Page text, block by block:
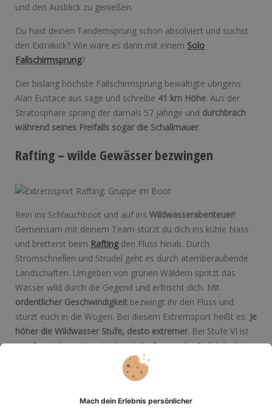
und den Ausblick zu genießen.
Du hast deinen Tandemsprung schon absolviert und suchst
den Extrakick? Wie wäre es dann mit einem Solo
Fallschirmsprung?
Der bislang höchste Fallschirmsprung bewältigte übrigens
Alan Eustace aus sage und schreibe 41 km Höhe. Aus der
Stratosphäre sprang der damals 57 jährige und durchbrach
während seines Freifalls sogar die Schallmauer.
Rafting – wilde Gewässer bezwingen
Rein ins Schlauchboot und auf ins Wildwasserabenteuer!
Gemeinsam mit deinem Team stürzt du dich ins kühle Nass
und bretterst beim Raftingden Fluss hinab. Durch
Stromschnellen und Strudel geht es durch atemberaubende
Landschaften. Umgeben von grünen Wäldern spritzt das
Wasser wild durch die Gegend und erfrischt dich. Mit
ordentlicher Geschwindigkeit bezwingt ihr den Fluss und
stürzt euch in die Wogen. Bei diesem Extremsport heißt es: Je
höher die Wildwasser Stufe, desto extremer. Bei Stufe VI ist
laut Deutschem Kanu Verband die Grenze der Befahrbarkeit
erreicht. Bleibt nur noch die Frage, welche Stufe du dir
Eisbaden – winterlicher Extremsport